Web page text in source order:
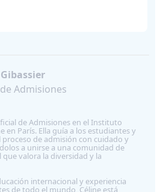
Admisiones
de Admisiones en el Instituto
París. Ella guía a los estudiantes y
proceso de admisión con cuidado y
a unirse a una comunidad de
valora la diversidad y la
internacional y experiencia
de todo el mundo, Céline está